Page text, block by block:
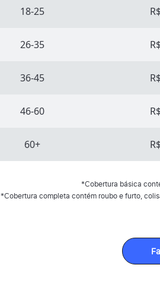
18-25
26-35
36-45
46-60
60+
*Cobertura básica
completa contém roubo e furto,